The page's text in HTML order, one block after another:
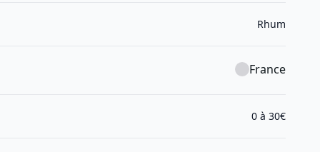
Rhum
France
0 à 30€